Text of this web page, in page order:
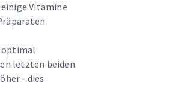
Vitamine
optimal
letzten beiden
- dies